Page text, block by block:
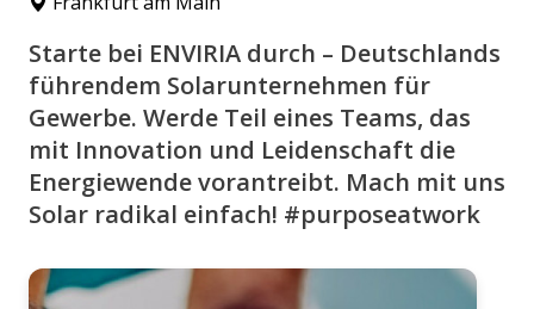
Starte bei ENVIRIA durch – Deutschlands
führendem Solarunternehmen für
Gewerbe. Werde Teil eines Teams, das
mit Innovation und Leidenschaft die
Energiewende vorantreibt. Mach mit uns
Solar radikal einfach! #purposeatwork